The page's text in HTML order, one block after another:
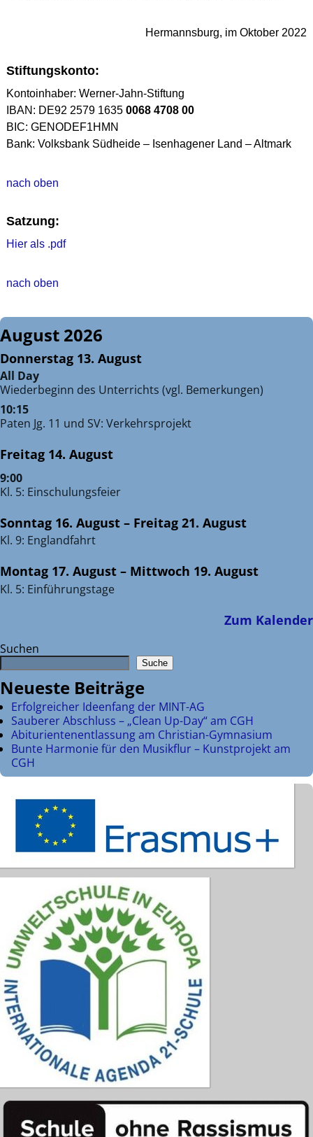
Hermannsburg, im Oktober 2022
Stiftungskonto:
Kontoinhaber: Werner-Jahn-Stiftung
IBAN: DE92 2579 1635 0068 4708 00
BIC: GENODEF1HMN
Bank: Volksbank Südheide – Isenhagener Land – Altmark
nach oben
Satzung:
Hier als .pdf
nach oben
August 2026
Donnerstag 13. August
All Day
Wiederbeginn des Unterrichts (vgl. Bemerkungen)
10:15
Paten Jg. 11 und SV: Verkehrsprojekt
Freitag 14. August
9:00
Kl. 5: Einschulungsfeier
Sonntag 16. August – Freitag 21. August
Kl. 9: Englandfahrt
Montag 17. August – Mittwoch 19. August
Kl. 5: Einführungstage
Zum Kalender
Suchen
Suche
Neueste Beiträge
Erfolgreicher Ideenfang der MINT-AG
Sauberer Abschluss – „Clean Up-Day“ am CGH
Abiturientenentlassung am Christian-Gymnasium
Bunte Harmonie für den Musikflur – Kunstprojekt am
CGH